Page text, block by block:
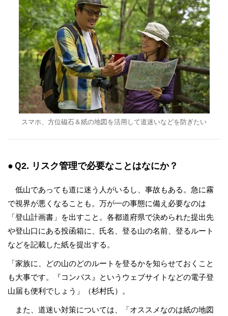
スマホ、方位磁石＆紙の地図を活用して道迷いなどを防ぎたい
●Ｑ2. リスク管理で必要なことはなにか？
低山であっても道に迷う人がいるし、事故もある。急に霧
で視界が悪くなることも。万が一の事態に備え必要なのは
「登山計画書」を出すこと。各都道府県で決められた提出先
や登山口にある投函箱に、氏名、登る山の名前、登るルート
などを記載した紙を提出する。
「家族に、どの山のどのルートを登るかを知らせておくこと
も大事です。『コンパス』というウェブサイトなどの電子登
山届も便利でしょう」（杉村氏）。
また、道迷い対策については、「オススメなのは紙の地図